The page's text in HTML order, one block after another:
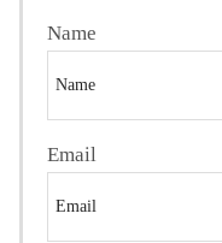
Name
Email